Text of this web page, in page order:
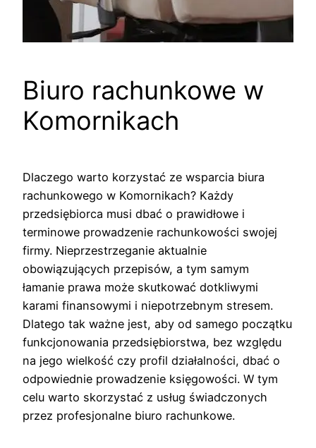
Biuro rachunkowe w
Komornikach
Dlaczego warto korzystać ze wsparcia biura
rachunkowego w Komornikach? Każdy
przedsiębiorca musi dbać o prawidłowe i
terminowe prowadzenie rachunkowości swojej
firmy. Nieprzestrzeganie aktualnie
obowiązujących przepisów, a tym samym
łamanie prawa może skutkować dotkliwymi
karami finansowymi i niepotrzebnym stresem.
Dlatego tak ważne jest, aby od samego początku
funkcjonowania przedsiębiorstwa, bez względu
na jego wielkość czy profil działalności, dbać o
odpowiednie prowadzenie księgowości. W tym
celu warto skorzystać z usług świadczonych
przez profesjonalne biuro rachunkowe.